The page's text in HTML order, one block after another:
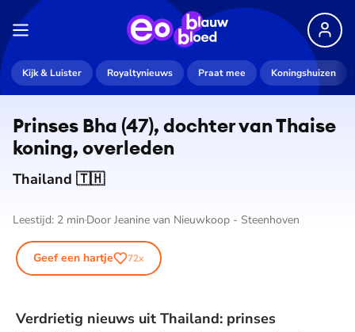
Kijk & Luister Royaltynieuws Praat mee Koningshuizen
Prinses Bha (47), dochter van Thaise
koning, overleden
Thailand 🇹🇭
Leestijd: 2 min Door Jeanine van Nieuwkoop - Steenhoven
Geef een hartje 72x
Verdrietig nieuws uit Thailand: prinses